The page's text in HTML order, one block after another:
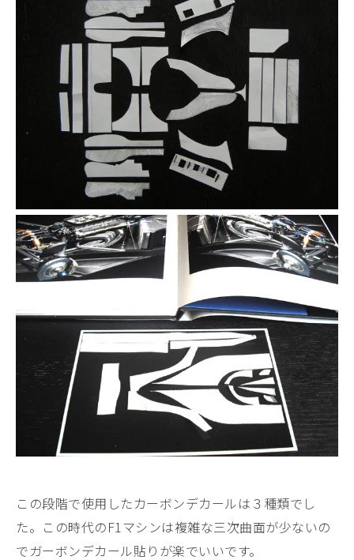
この段階で使用したカーボンデカールは３種類でし
た。この時代のF1マシンは複雑な三次曲面が少ないの
でガーボンデカール貼りが楽でいいです。